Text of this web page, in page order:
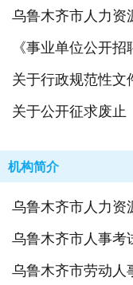
机构简介